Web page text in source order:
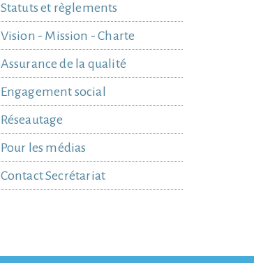
Statuts et règlements
Vision - Mission - Charte
Assurance de la qualité
Engagement social
Réseautage
Pour les médias
Contact Secrétariat